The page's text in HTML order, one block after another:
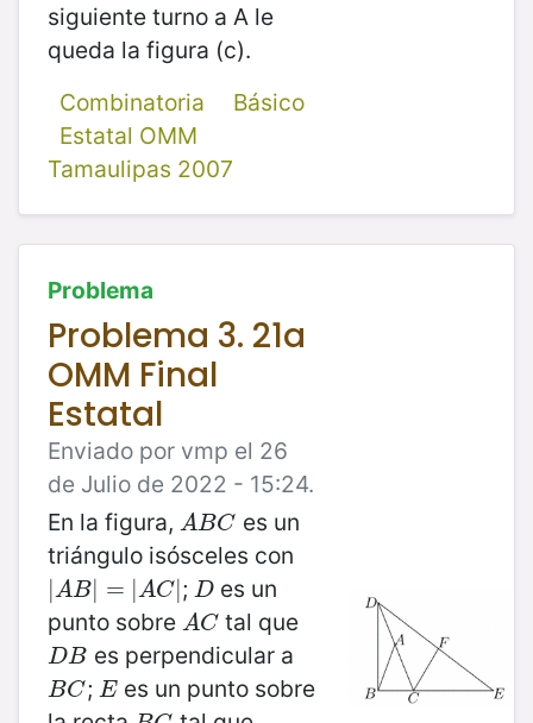
siguiente turno a A le
queda la figura (c).
Combinatoria
Básico
Estatal OMM
Tamaulipas 2007
Problema
Problema 3. 21a
OMM Final
Estatal
Enviado por vmp el 26
de Julio de 2022 - 15:24.
En la figura, A BC
ABC
es un
triángulo isósceles con
A B = |AC
AB| |A C| ; D
D es un
punto sobre AC
AC tal que
DB
DB es perpendicular a
BC
BC ; E
E es un punto sobre